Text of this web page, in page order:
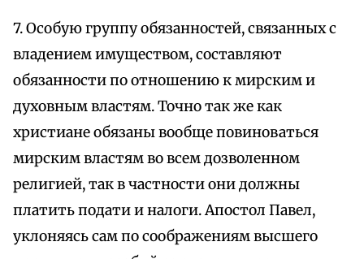
7. Особую группу обязанностей, связанных с
владением имуществом, составляют
обязанности по отношению к мирским и
духовным властям. Точно так же как
христиане обязаны вообще повиноваться
мирским властям во всем дозволенном
религией, так в частности они должны
платить подати и налоги. Апостол Павел,
уклоняясь сам по соображениям высшего